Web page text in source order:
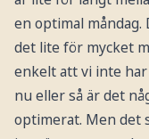
en optimal måndag.
det lite för mycket
enkelt att vi inte
nu eller så är det
optimerat. Men det